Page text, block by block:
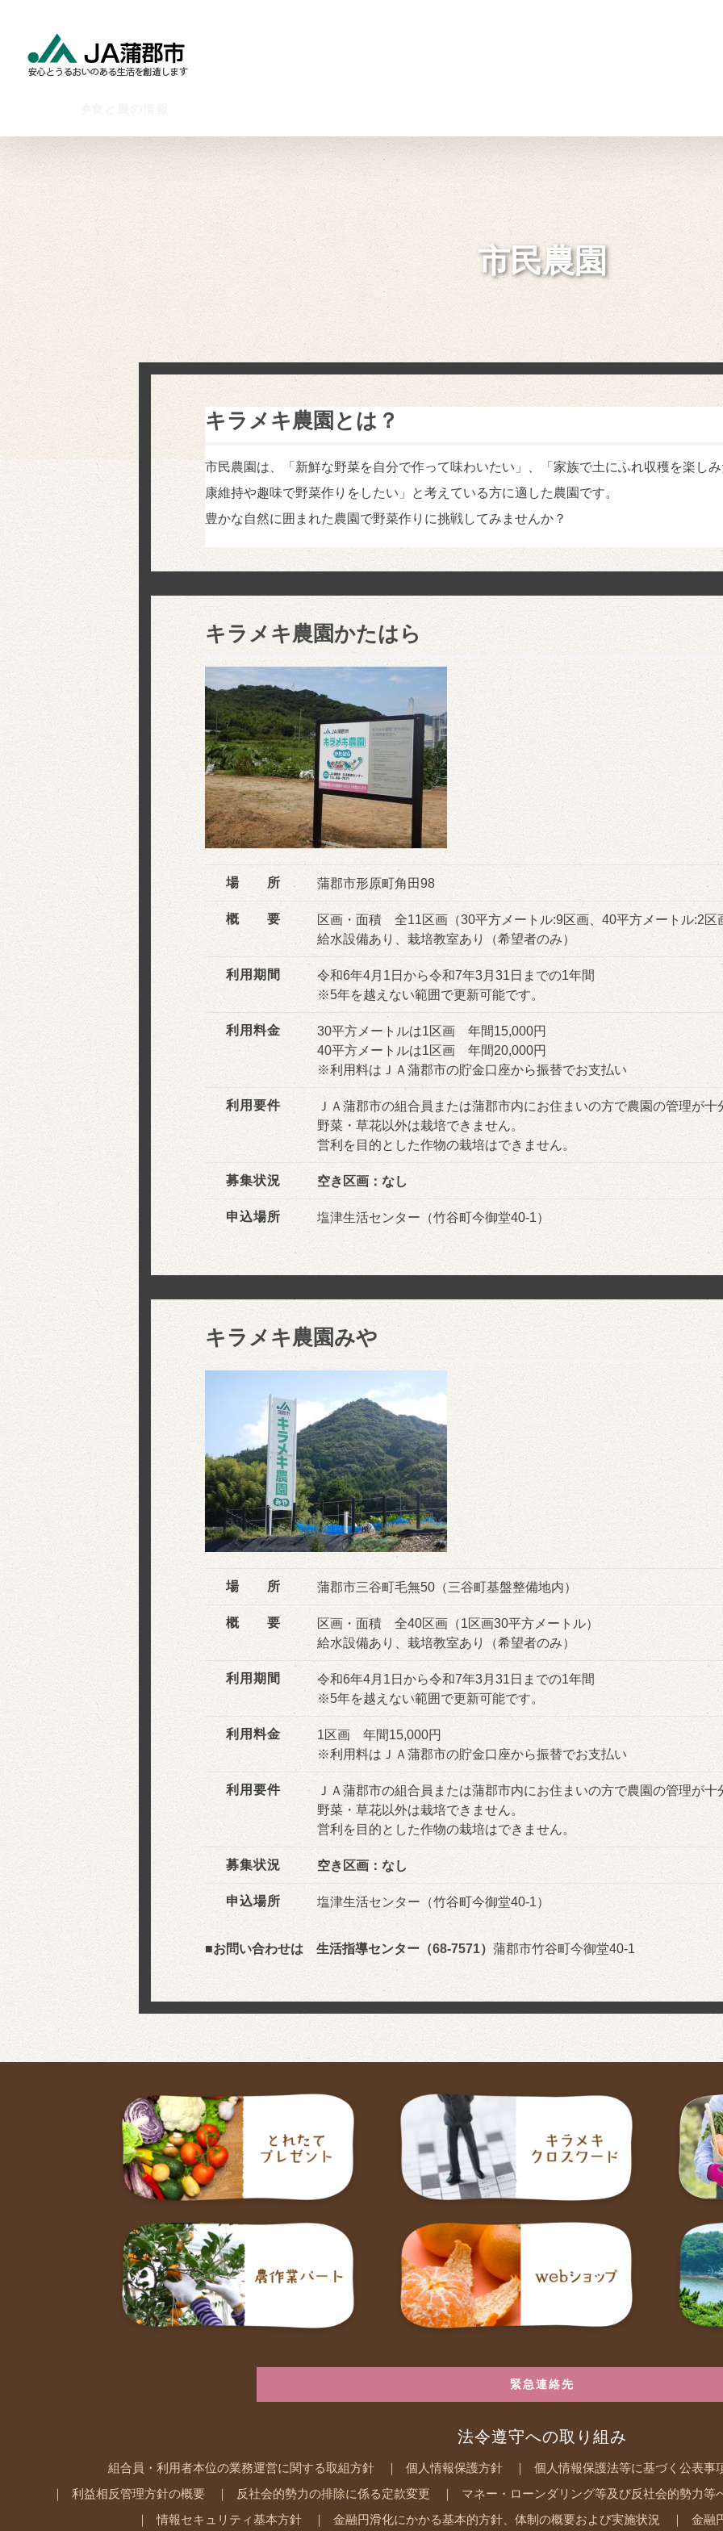
content
市民農園
キラメキ農園とは？
市民農園は、「新鮮な野菜を自分で作って味わいたい」、「家族で土にふれ収穫を楽し
康維持や趣味で野菜作りをしたい」と考えている方に適した農園です。
豊かな自然に囲まれた農園で野菜作りに挑戦してみませんか？
キラメキ農園かたはら
場 所 蒲郡市形原町角田98
概 要
区画・面積 全11区画（30平方メートル:9区画、40平方メートル:2区
給水設備あり、栽培教室あり（希望者のみ）
利用期間
令和6年4月1日から令和7年3月31日までの1年間
※5年を越えない範囲で更新可能です。
利用料金
30平方メートルは1区画 年間15,000円
40平方メートルは1区画 年間20,000円
※利用料はＪＡ蒲郡市の貯金口座から振替でお支払い
利用要件
ＪＡ蒲郡市の組合員または蒲郡市内にお住まいの方で農園の管理が十
野菜・草花以外は栽培できません。
営利を目的とした作物の栽培はできません。
募集状況 空き区画：なし
申込場所 塩津生活センター（竹谷町今御堂40-1）
キラメキ農園みや
場 所 蒲郡市三谷町毛無50（三谷町基盤整備地内）
概 要
区画・面積 全40区画（1区画30平方メートル）
給水設備あり、栽培教室あり（希望者のみ）
利用期間
令和6年4月1日から令和7年3月31日までの1年間
※5年を越えない範囲で更新可能です。
利用料金
1区画 年間15,000円
※利用料はＪＡ蒲郡市の貯金口座から振替でお支払い
利用要件
ＪＡ蒲郡市の組合員または蒲郡市内にお住まいの方で農園の管理が十
野菜・草花以外は栽培できません。
営利を目的とした作物の栽培はできません。
募集状況 空き区画：なし
申込場所 塩津生活センター（竹谷町今御堂40-1）
■お問い合わせは 生活指導センター（68-7571 ）蒲郡市竹谷町今御堂40-1
緊急連絡先
法令遵守への取り組み
組合員・利用者本位の業務運営に関する取組方針 個人情報保護方針 個人情報保護法等に基づく公表事
利益相反管理方針の概要 反社会的勢力の排除に係る定款変更 マネー・ローンダリング等及び反社会的勢力等
情報セキュリティ基本方針 金融円滑化にかかる基本的方針、体制の概要および実施状況 金融